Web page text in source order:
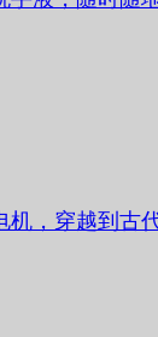
机，穿越到古